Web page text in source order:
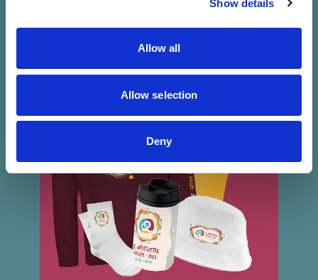
Show details
Allow all
Allow selection
Deny